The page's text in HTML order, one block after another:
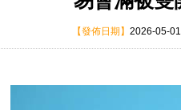
【發佈日期】 2026-05-